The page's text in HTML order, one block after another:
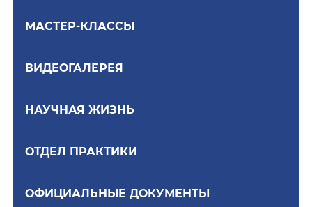
МАСТЕР-КЛАССЫ
ВИДЕОГАЛЕРЕЯ
НАУЧНАЯ ЖИЗНЬ
ОТДЕЛ ПРАКТИКИ
ОФИЦИАЛЬНЫЕ ДОКУМЕНТЫ